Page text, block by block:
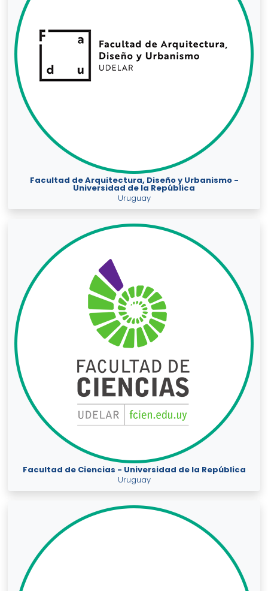
Facultad de Arquitectura, Diseño y Urbanismo -
Universidad de la República
Uruguay
Facultad de Ciencias - Universidad de la República
Uruguay